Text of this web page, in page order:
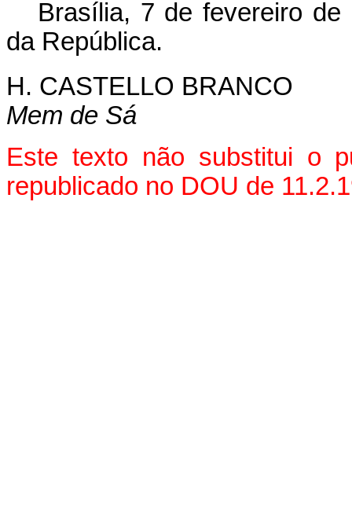
Brasília, 7 de fevereiro de
da República.
H. CASTELLO BRANCO
Mem de Sá
Este texto não substitui o
republicado no DOU de